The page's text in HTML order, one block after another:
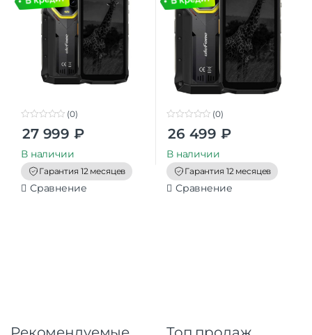
o
t
o
f
5
(0)
27 999 ₽
В наличии
Гарантия 12 месяцев
Сравнение
o
t
o
f
5
(0)
26 499 ₽
В наличии
Гарантия 12 месяцев
Сравнение